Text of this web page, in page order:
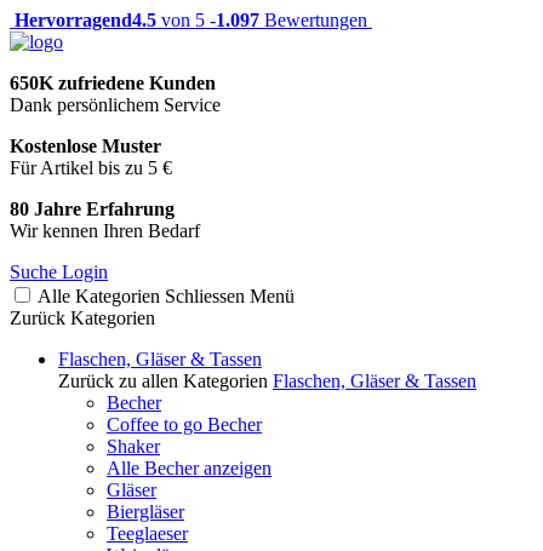
Hervorragend4.5 von 5 -1.097 Bewertungen
650K zufriedene Kunden
Dank persönlichem Service
Kostenlose Muster
Für Artikel bis zu 5 €
80 Jahre Erfahrung
Wir kennen Ihren Bedarf
Suche Login
Alle Kategorien Schliessen Menü
Zurück Kategorien
Flaschen, Gläser & Tassen
Zurück zu allen Kategorien Flaschen, Gläser & Tassen
Becher
Coffee to go Becher
Shaker
Alle Becher anzeigen
Gläser
Biergläser
Teeglaeser